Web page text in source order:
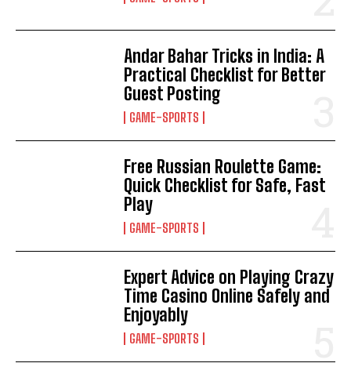
Andar Bahar Tricks in India: A
Practical Checklist for Better
Guest Posting
GAME-SPORTS
Free Russian Roulette Game:
Quick Checklist for Safe, Fast
Play
GAME-SPORTS
Expert Advice on Playing Crazy
Time Casino Online Safely and
Enjoyably
GAME-SPORTS